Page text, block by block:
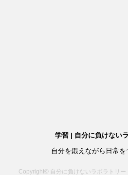
学習 | 自分に負けない
自分を鍛えながら日常
Copyright© 自分に負けないラボラトリー